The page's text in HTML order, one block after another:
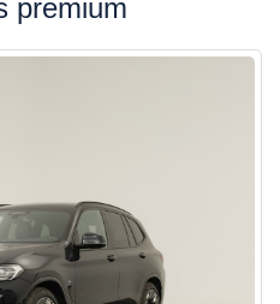
premium